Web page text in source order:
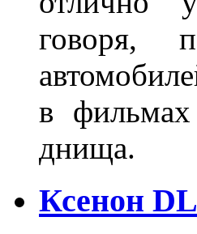
говоря,
в фильмах
днища.
Ксенон